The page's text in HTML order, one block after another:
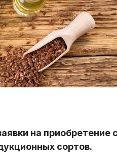
на приобретение
сортов.